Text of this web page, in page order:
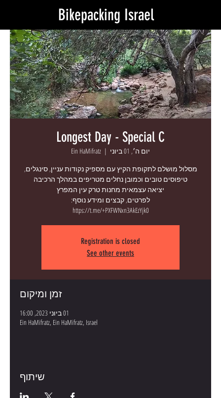
Bikepacking Israel
Longest Day - Special C
יום ה׳, 01 ביוני
  |
Ein HaMifratz
מסלול מושלם לתקופת הקיץ עם מספיק נקודות עניין, סינגלים,
https://t.me/+PXFWNxn3AkEzYjk0
Registration is closed
See other events
זמן ומיקום
01 ביוני 2023, 16:00
Ein HaMifratz, Ein HaMifratz, Israel
שיתוף